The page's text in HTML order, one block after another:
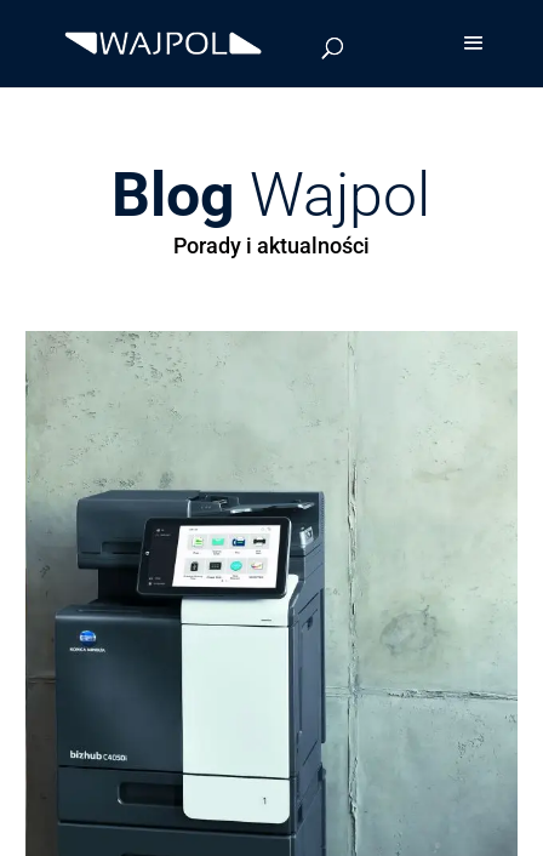
Blog Wajpol
Porady i aktualności